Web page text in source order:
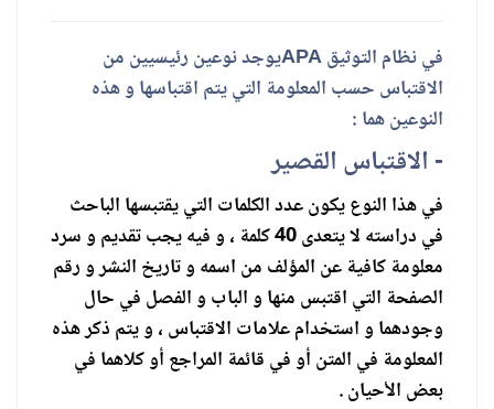
في نظام التوثيق APA
يوجد نوعين رئيسيين من
الاقتباس حسب المعلومة التي يتم اقتباسها و هذه
النوعين هما :
- الاقتباس القصير
في هذا النوع يكون عدد الكلمات التي يقتبسها الباحث
في دراسته لا يتعدى 40 كلمة ، و فيه يجب تقديم و سرد
معلومة كافية عن المؤلف من اسمه و تاريخ النشر و رقم
الصفحة التي اقتبس منها و الباب و الفصل في حال
وجودهما و استخدام علامات الاقتباس ، و يتم ذكر هذه
المعلومة في المتن أو في قائمة المراجع أو كلاهما في
بعض الأحيان .